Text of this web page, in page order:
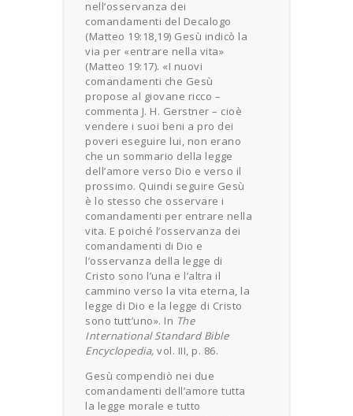
nell’osservanza dei
comandamenti del Decalogo
(Matteo 19:18,19) Gesù indicò la
via per «entrare nella vita»
(Matteo 19:17). «I nuovi
comandamenti che Gesù
propose al giovane ricco –
commenta J. H. Gerstner – cioè
vendere i suoi beni a pro dei
poveri eseguire lui, non erano
che un sommario della legge
dell’amore verso Dio e verso il
prossimo. Quindi seguire Gesù
è lo stesso che osservare i
comandamenti per entrare nella
vita. E poiché l’osservanza dei
comandamenti di Dio e
l’osservanza della legge di
Cristo sono l’una e l’altra il
cammino verso la vita eterna, la
legge di Dio e la legge di Cristo
sono tutt’uno». In The
International Standard Bible
Encyclopedia, vol. III, p. 86.
Gesù compendiò nei due
comandamenti dell’amore tutta
la legge morale e tutto